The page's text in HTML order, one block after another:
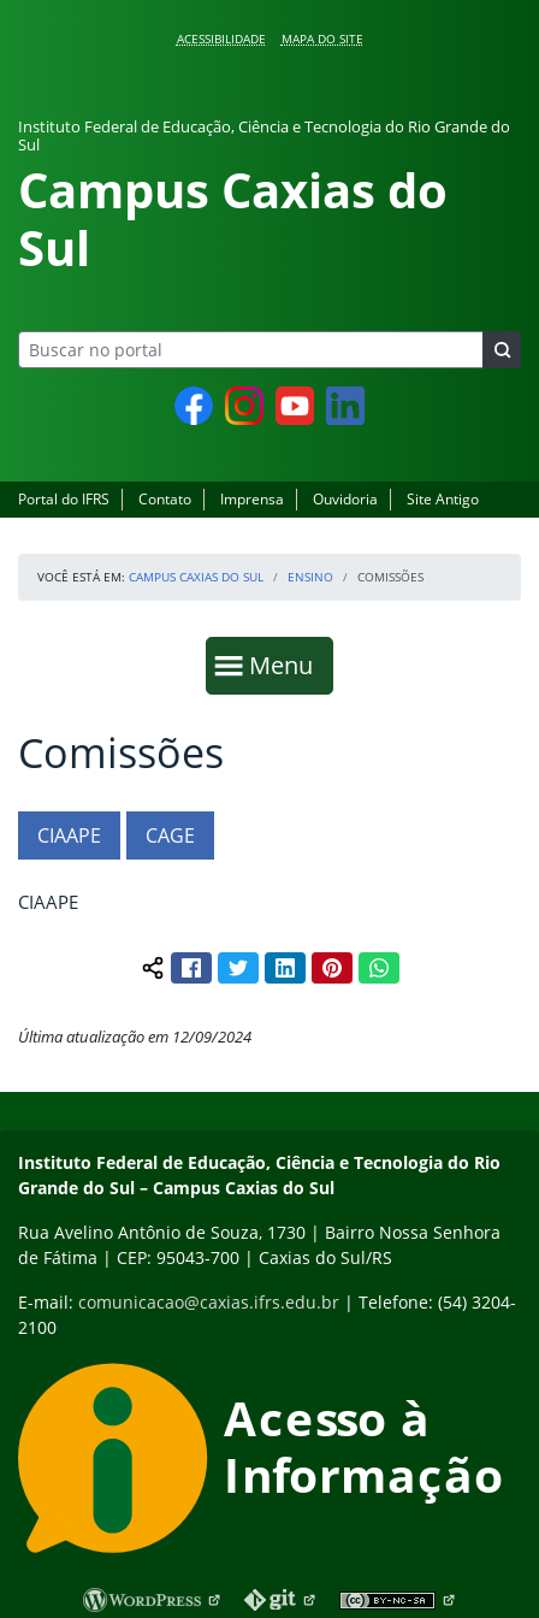
ACESSIBILIDADE MAPA DO SITE
Instituto Federal de Educação, Ciência e Tecnologia do Rio Grande do
Sul
Campus Caxias do
Sul
FacebookInstagramYouTube LinkedIn
Portal do IFRS Contato Imprensa Ouvidoria Site Antigo
VOCÊ ESTÁ EM: CAMPUS CAXIAS DO SUL ENSINO COMISSÕES
Mostrar
Menu
Fim da navegação
Início do conteúdo
Comissões
CIAAPE CAGE
CIAAPE
Compartilhar conteúdo:
FacebookTwitterLinkedInPinterestWhatsApp
Última atualização em 12/09/2024
Instituto Federal de Educação, Ciência e Tecnologia do Rio
Grande do Sul – Campus Caxias do Sul
Rua Avelino Antônio de Souza, 1730 | Bairro Nossa Senhora
de Fátima | CEP: 95043-700 | Caxias do Sul/RS
E-mail: comunicacao@caxias.ifrs.edu.br | Telefone: (54) 3204-
2100